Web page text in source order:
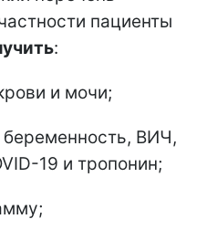
пациенты
:
и мочи;
ВИЧ,
19 и тропонин;